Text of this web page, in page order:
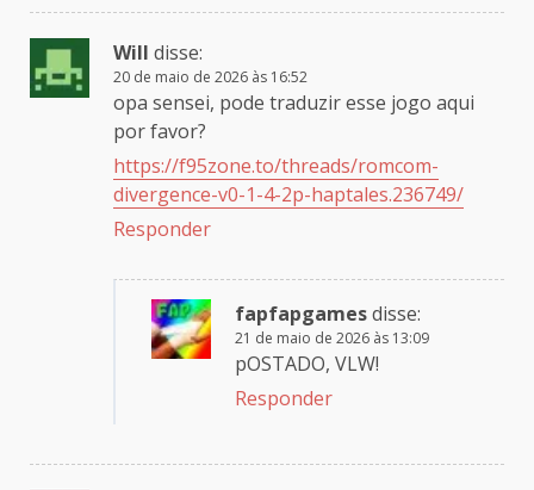
Will disse:
20 de maio de 2026 às 16:52
opa sensei, pode traduzir esse jogo aqui
por favor?
https://f95zone.to/threads/romcom-
divergence-v0-1-4-2p-haptales.236749/
Responder
fapfapgamesdisse:
21 de maio de 2026 às 13:09
pOSTADO, VLW!
Responder